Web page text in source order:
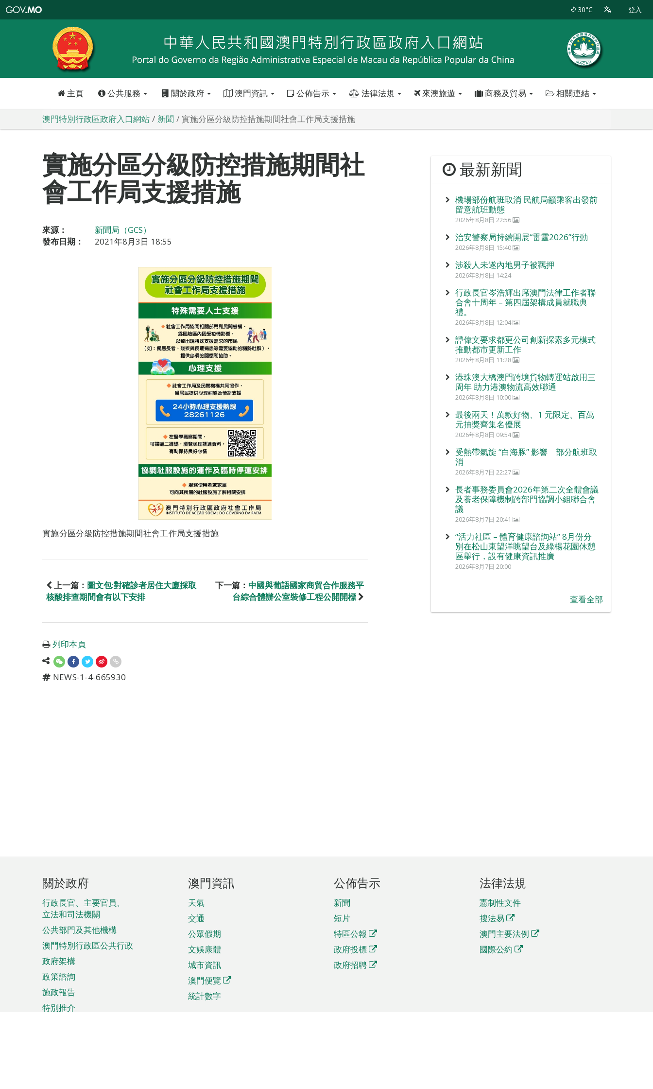
特
政
區
政
口
30°C 登入
主頁 公共服務 關於政府 澳門資訊 公佈告示 法律法規 來澳旅遊 商務及貿易 相關連結
澳門特別行政區政府入口網站 新聞 實施分區分級防控措施期間社會工作局支援措施
實施分區分級防控措施期間社
會工作局支援措施
來源：
新聞局（GCS）
發布日期：
2021年8月3日 18:55
實施分區分級防控措施期間社會工作局支援措施
上一篇： 圖文包:對確診者居住大廈採取
核酸排查期間會有以下安排
下一篇： 中國與葡語國家商貿合作服務平
台綜合體辦公室裝修工程公開開標
列印本頁
NEWS-1-4-665930
最新新聞
機場部份航班取消 民航局籲乘客出發前
留意航班動態
2026年8月8日 22:56
治安警察局持續開展“雷霆2026”行動
2026年8月8日 15:40
涉殺人未遂內地男子被羈押
2026年8月8日 14:24
行政長官岑浩輝出席澳門法律工作者聯
合會十周年 – 第四屆架構成員就職典
禮。
2026年8月8日 12:04
譚偉文要求都更公司創新探索多元模式
推動都市更新工作
2026年8月8日 11:28
港珠澳大橋澳門跨境貨物轉運站啟用三
周年 助力港澳物流高效聯通
2026年8月8日 10:00
最後兩天！萬款好物、1 元限定、百萬
元抽獎齊集名優展
2026年8月8日 09:54
受熱帶氣旋 “白海豚” 影響 部分航班取
消
2026年8月7日 22:27
長者事務委員會2026年第二次全體會議
及養老保障機制跨部門協調小組聯合會
議
2026年8月7日 20:41
“活力社區 – 體育健康諮詢站” 8月份分
別在松山東望洋眺望台及綠楊花園休憩
區舉行，設有健康資訊推廣
2026年8月7日 20:00
查看全部
頁
腳
菜
單
關於政府
行政長官、主要官員、
立法和司法機關
公共部門及其他機構
澳門特別行政區公共行政
政府架構
政策諮詢
施政報告
特別推介
澳門資訊
天氣
交通
公眾假期
文娛康體
城市資訊
澳門便覽
統計數字
公佈告示
新聞
短片
特區公報
政府投標
政府招聘
法律法規
憲制性文件
搜法易
澳門主要法例
國際公約